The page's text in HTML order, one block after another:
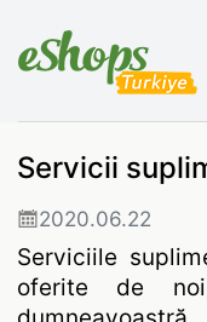
Servicii
2020.06.22
Serviciile
oferite de